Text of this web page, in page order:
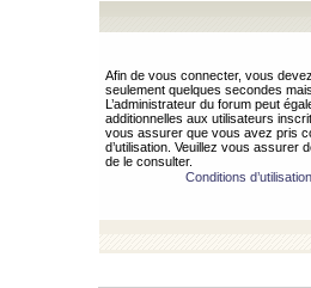
Afin de vous connecter, vous
seulement quelques secondes
L’administrateur du forum peut
additionnelles aux utilisateurs
vous assurer que vous avez pris
d’utilisation. Veuillez vous assurer
de le consulter.
Conditions d’utilisation